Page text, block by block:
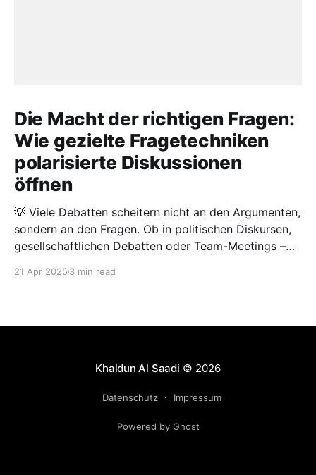
Die Macht der richtigen Fragen:
Wie gezielte Fragetechniken
polarisierte Diskussionen
öffnen
💡 Viele Debatten scheitern nicht an den Argumenten,
sondern an den Fragen. Ob in politischen Diskursen,
gesellschaftlichen Debatten oder Team-Meetings –
verhindern oft einen offenen Austausch. Doch durch
21 Apr 2025 3 min read
Khaldun Al Saadi © 2026
Datenschutz Impressum
Powered by Ghost